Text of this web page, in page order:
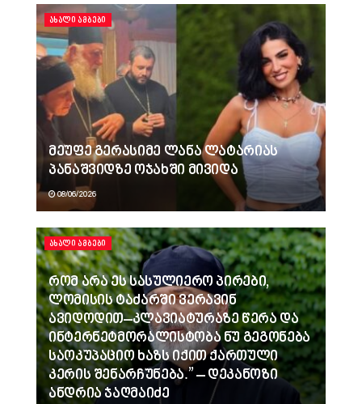
ᲐᲮᲐᲚᲘ ᲐᲛᲑᲔᲑᲘ
მეუფე გერასიმე ლანა ლატარიას
პანაშვიდზე ოჯახში მივიდა
08/06/2026
ᲐᲮᲐᲚᲘ ᲐᲛᲑᲔᲑᲘ
რომ არა ეს სასულიერო პირები,
ლომისის ტაძარში ვერავინ
ავიდოდით–კლავიატურაზე წერა და
ინტერნეტმორალისტობა ნუ გეგონება
საოკუპაციო ხაზს იქით ქართული
კერის შენარჩუნება.” – დეკანოზი
ანდრია ჯაღმაიძე